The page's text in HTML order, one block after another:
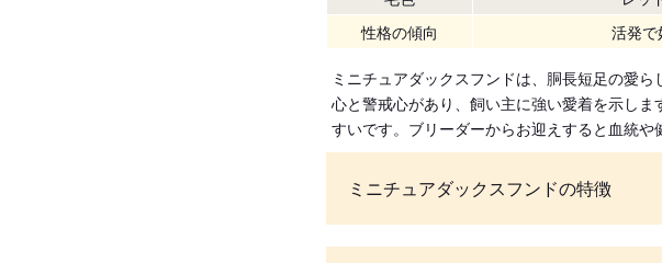
性格の傾向
活発で
ミニチュアダックスフンドは、胴長短足の愛
心と警戒心があり、飼い主に強い愛着を示し
すいです。ブリーダーからお迎えすると血統や
ミニチュアダックスフンドの特徴